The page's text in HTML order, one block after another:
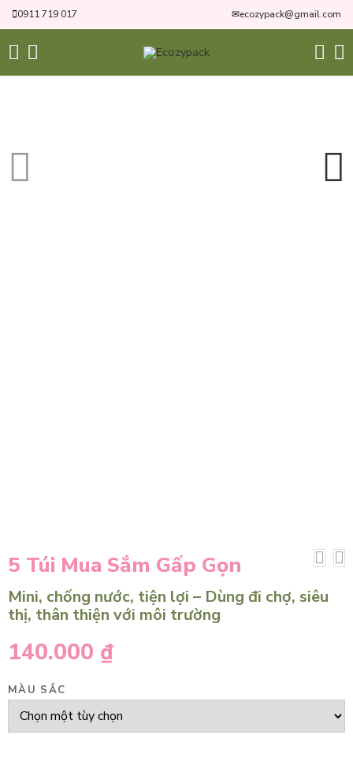
0911 719 017 ✉ecozypack@gmail.com
5 Túi Mua Sắm Gấp Gọn
Mini, chống nước, tiện lợi – Dùng đi chợ, siêu
thị, thân thiện với môi trường
140.000 ₫
MÀU SẮC